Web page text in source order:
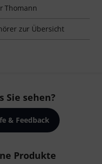
Thomann
zur Übersicht
Sie sehen?
& Feedback
Produkte